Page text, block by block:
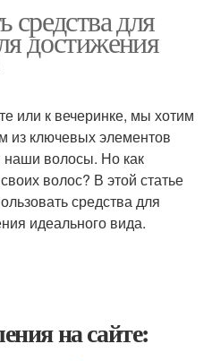
средства для
достижения
или к вечеринке, мы хотим
из ключевых элементов
наши волосы. Но как
волос? В этой статье
средства для
идеального вида.
на сайте: